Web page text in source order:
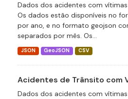
Dados dos acidentes com
Os dados estão disponíveis no
por ano, e no formato geojson
separados por mês. Os...
JSON GeoJSON CSV
Acidentes de Trânsito com
Dados dos acidentes com